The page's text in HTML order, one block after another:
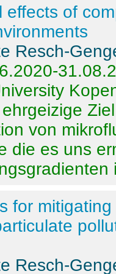
effects of
Resch-
von
die es uns
for
Resch-